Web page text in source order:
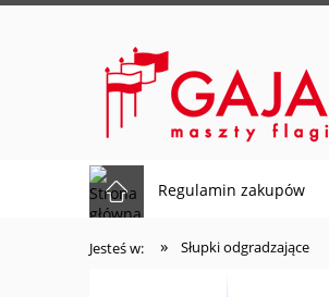
Regulamin zakupów
Jesteś w: » Słupki odgradzające